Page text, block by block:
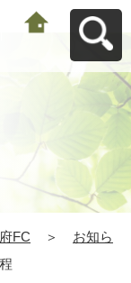
FC ＞
お知ら